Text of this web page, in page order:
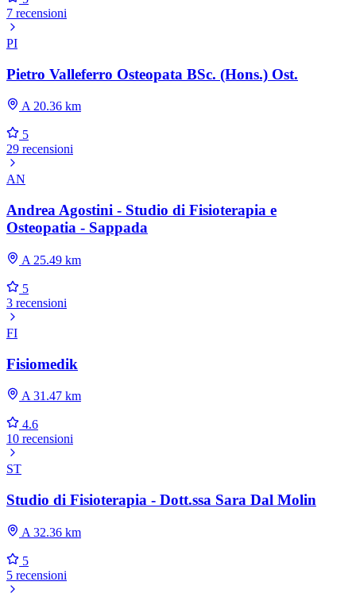
7 recensioni
PI
Pietro Valleferro Osteopata BSc. (Hons.) Ost.
A 20.36 km
5
29 recensioni
AN
Andrea Agostini - Studio di Fisioterapia e
Osteopatia - Sappada
A 25.49 km
5
3 recensioni
FI
Fisiomedik
A 31.47 km
4.6
10 recensioni
ST
Studio di Fisioterapia - Dott.ssa Sara Dal Molin
A 32.36 km
5
5 recensioni